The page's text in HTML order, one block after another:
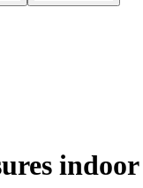
indoor